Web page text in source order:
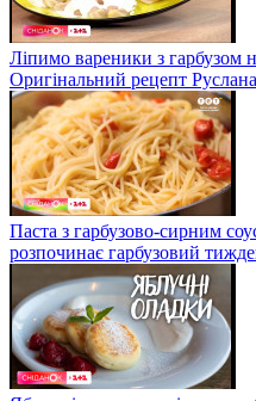
Ліпимо вареники з гарбузом
Оригінальний рецепт
Паста з гарбузово-сирним
розпочинає гарбузовий